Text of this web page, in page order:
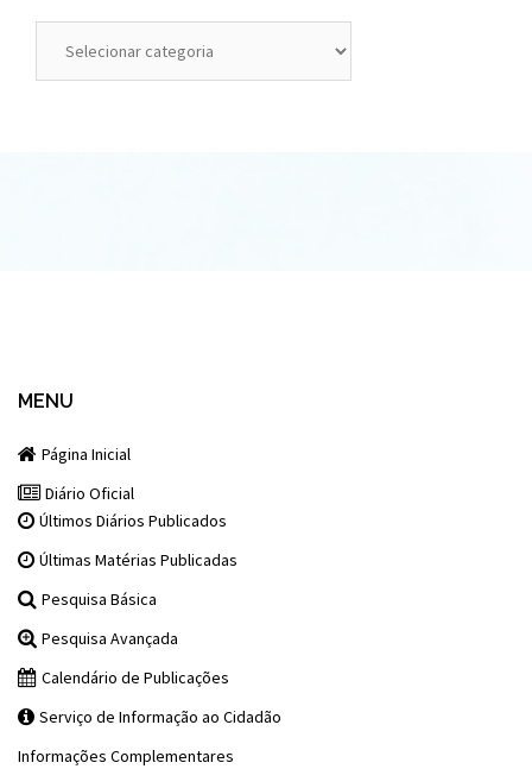
MENU
Página Inicial
Diário Oficial
Últimos Diários Publicados
Últimas Matérias Publicadas
Pesquisa Básica
Pesquisa Avançada
Calendário de Publicações
Serviço de Informação ao Cidadão
Informações Complementares